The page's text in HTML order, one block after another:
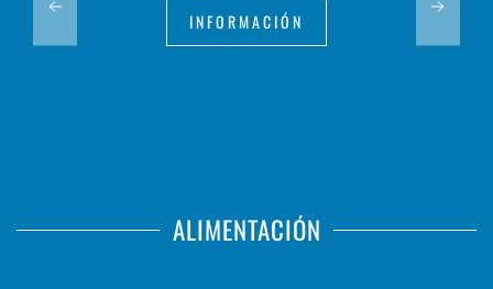
INFORMACIÓN
ALIMENTACIÓN